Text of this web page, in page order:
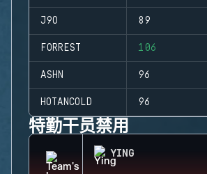
J9O 89
FORREST 106
ASHN 96
HOTANCOLD 96
特勤干员禁用
YING